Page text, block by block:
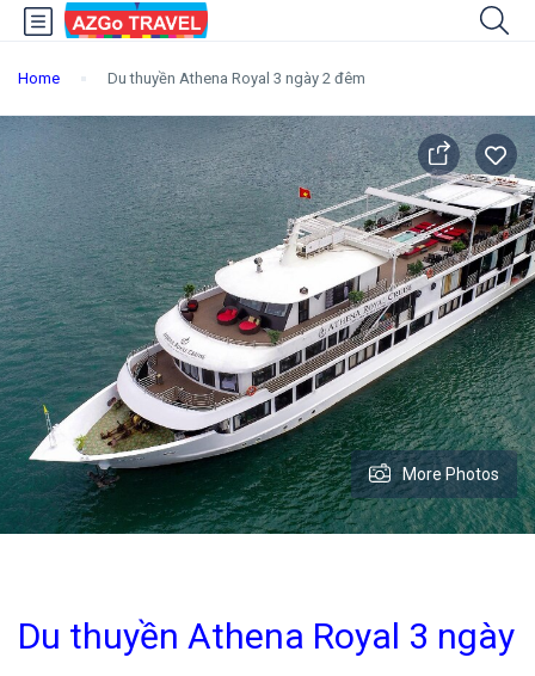
Home Du thuyền Athena Royal 3 ngày 2 đêm
More Photos
Du thuyền Athena Royal 3 ngày